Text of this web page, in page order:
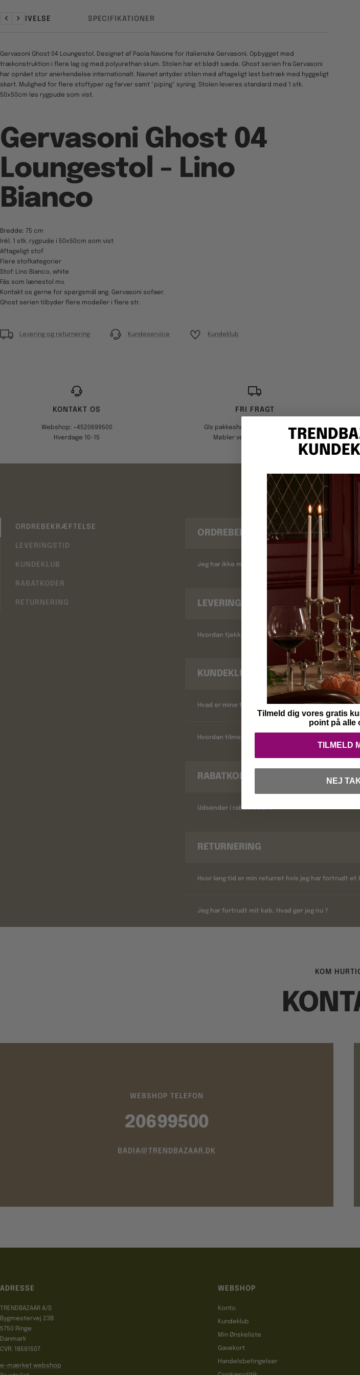
BESKRIVELSE SPECIFIKATIONER
ForrigeNæste
Gervasoni Ghost 04 Loungestol. Designet af Paola Navone for italienske Gervasoni. Opbygget med
trækonstruktion i flere lag og med polyurethan skum. Stolen har et blødt sæde. Ghost serien fra Gervasoni
har opnået stor anerkendelse internationalt. Navnet antyder stilen med aftageligt løst betræk med hyggeligt
skørt. Mulighed for flere stoftyper og farver samt "piping" syning. Stolen leveres standard med 1 stk.
50x50cm løs rygpude som vist.
Gervasoni Ghost 04
Loungestol - Lino
Bianco
Bredde: 75 cm
Inkl. 1 stk. rygpude i 50x50cm som vist
Aftageligt stof
Flere stofkategorier
Stof: Lino Bianco, white
Fås som lænestol mv.
Kontakt os gerne for spørgsmål ang. Gervasoni sofaer.
Ghost serien tilbyder flere modeller i flere str.
Levering og returnering Kundeservice Kundeklub
KONTAKT OS
Webshop: +4520699500
Hverdage 10-15
FRI FRAGT
Gls pakkeshop ved køb over 499,-
Møbler ved køb over 3999,-
ORDREBEKRÆFTELSE
LEVERINGSTID
KUNDEKLUB
RABATKODER
RETURNERING
ORDREBEKRÆFTELSE
Jeg har ikke modtaget en ordrebekræftelse ?
LEVERINGSTID
Hvordan tjekker jeg leveringstid ?
KUNDEKLUB
Hvad er mine fordele ?
Hvordan tilmelder jeg mig ?
RABATKODER
Udsender i rabatkoder ?
RETURNERING
Hvor lang tid er min returret hvis jeg har fortrudt et
Jeg har fortrudt mit køb, Hvad gør jeg nu ?
KOM
WEBSHOP TELEFON
20699500
BADIA@TRENDBAZAAR.DK
ADRESSE
TRENDBAZAAR A/S
Bygmestervej 23B
5750 Ringe
Danmark
CVR: 18581507
e-mærket webshop
WEBSHOP
Konto
Kundeklub
Min Ønskeliste
Gavekort
Handelsbetingelser
Tilmeld dig vores gratis
point på alle
TILMELD
NEJ